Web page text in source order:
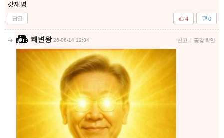
갓재명
답글 0
4
쾌변왕 26-06-14 12:34 신고 | 공감 확인